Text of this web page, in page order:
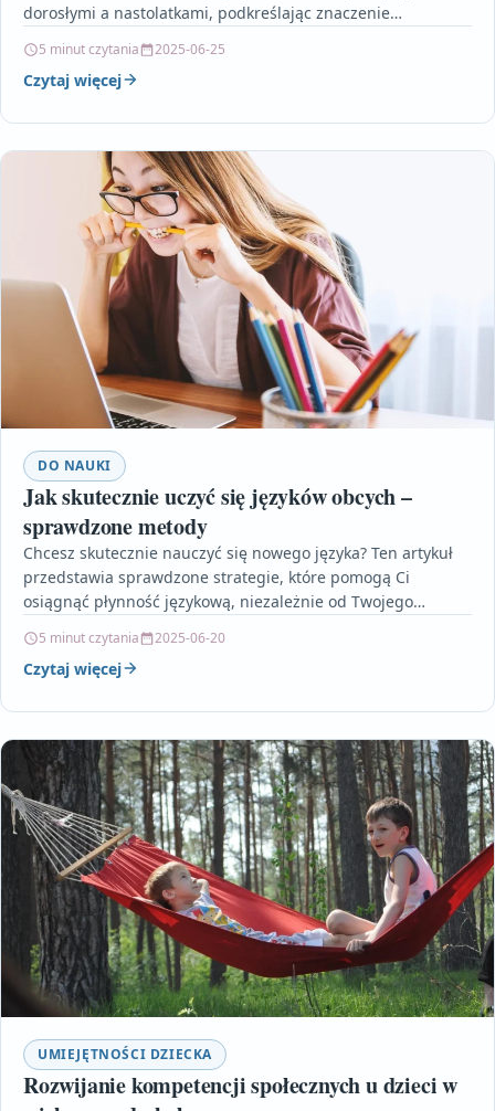
dorosłymi a nastolatkami, podkreślając znaczenie
opartej…
5 minut czytania 2025-06-25
Czytaj więcej
DO NAUKI
Jak skutecznie uczyć się języków obcych –
sprawdzone metody
Chcesz skutecznie nauczyć się nowego języka? Ten artykuł
przedstawia sprawdzone strategie, które pomogą Ci
osiągnąć płynność językową, niezależnie od Twojego
5 minut czytania 2025-06-20
Czytaj więcej
UMIEJĘTNOŚCI DZIECKA
Rozwijanie kompetencji społecznych u dzieci w